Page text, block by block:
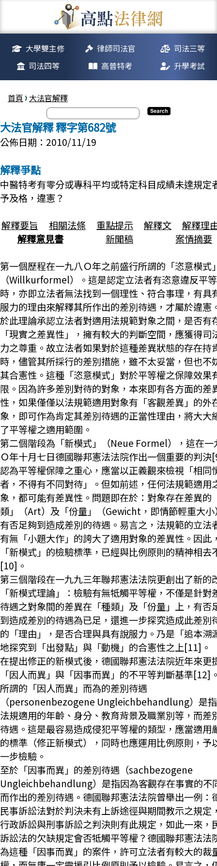
大學雙主修 律師司法官
司法三等
司法四等
高普特考 升學考試
首頁 大法官解釋
大法官解釋 釋字第682號
公佈日期：2010/11/19
解釋爭點
中醫特考有零分或專科平均或特定科目成績未達規定
予及格，違憲？
解釋要旨
相關法條 重點提示 解釋文
解釋理
解釋意見書
新聞稿
案情摘要
第一個歷程在一九八Ｏ年之前盛行所謂的「恣意模式
（Willkurformel）。這是認定立法者有恣意違反平
時，亦即立法者無法找到一個理性、符合事理，有具
服力的理由來解釋其所作出的差別待遇，才屬於違憲
於此理論承認立法者對適用法規範對象之間，是否有
「現實之差異性」，擁有較大的判斷空間，應獲得司
力之尊重。故立法者如果對於這種差異狀態的存在持
時，儘管其所採行的差別措施，雖不太妥當，但也不
其合憲性。這種「恣意模式」對於平等權之保障效果
限。因為許多差別對待的對象，本來即有各方面的差
性，如果僅僅以法規範適用對象有「客觀差異」的外
象，即可作為肯定其差別待遇的正當性理由，將大大
了平等權之適用範圍。
第二個階段為「新模式」（Neue Formel），這在一
Ｏ年十月七日德國聯邦憲法法院作出一個重要的判決
認為平等權保障之重心，應當以正義觀來檢視「相同
者，不得有不同對待」。但如前述，任何法規範適用
象，都可能有差異性。問題即在於：對象存在差異的
類」（Art）及「份量」（Gewicht，即情節輕重大小
有否足夠到造成差別的待遇。易言之，法規範的立法
有無「小題大作」的誇大了適用對象的差異性。因此
「新模式」的檢驗標準，已經與比例原則的精神相去
[10]。
第三個階段在一九九三年聯邦憲法法院更創出了新的
「新模式理論」：檢驗有無牴觸平等權，不僅是針對
待遇之對象間的差異在「種類」及「份量」上，有否
到造成差別的待遇為已足，還進一步探究造成此差別
的「理由」，是否合理與具有說服力。乃是「追本溯
地探究到「出發點」與「動機」的合憲性之上[11]。
在提出修正的新模式後，德國聯邦憲法法院近年來更
「因人而異」與「因事而異」的不平等判斷基準[12]
所謂的「因人而異」而為的差別待遇
（personenbezogene Ungleichbehandlung）是
法規適用的年齡、身分、教育背景及職業別等，而差
待遇。這是最容易造成侵犯平等權的類型，應當適用
的標準（修正新模式），同時也應運用比例原則，予
一步檢驗。
至於「因事而異」的差別待遇（sachbezogene
Ungleichbehandlung）是指因為客觀存在事實的不
而作出的差別待遇。德國聯邦憲法法院曾舉出一例：
民事訴訟法對於判決未有上訴途徑與期間教示之規定
行政訴訟與刑事訴訟之判決則有此規定，如此一來，
訴訟法的欠缺規定會否牴觸平等權？德國聯邦憲法法
為這種「因事而異」的案件，許可立法者有較大的裁